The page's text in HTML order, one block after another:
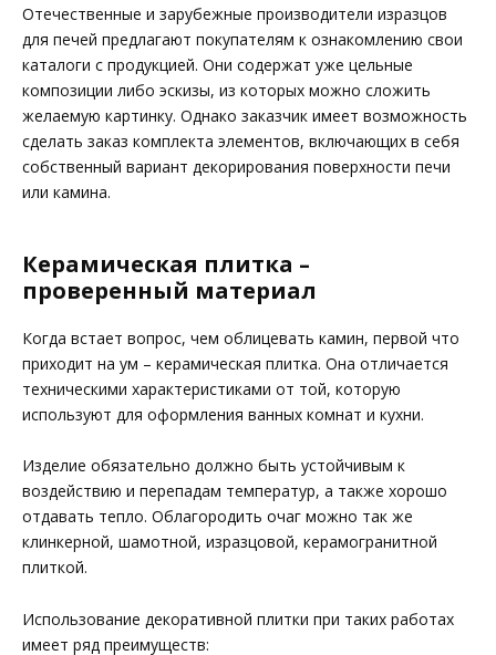
Отечественные и зарубежные производители изразцов
для печей предлагают покупателям к ознакомлению свои
каталоги с продукцией. Они содержат уже цельные
композиции либо эскизы, из которых можно сложить
желаемую картинку. Однако заказчик имеет возможность
сделать заказ комплекта элементов, включающих в себя
собственный вариант декорирования поверхности печи
или камина.
Керамическая плитка –
проверенный материал
Когда встает вопрос, чем облицевать камин, первой что
приходит на ум – керамическая плитка. Она отличается
техническими характеристиками от той, которую
используют для оформления ванных комнат и кухни.
Изделие обязательно должно быть устойчивым к
воздействию и перепадам температур, а также хорошо
отдавать тепло. Облагородить очаг можно так же
клинкерной, шамотной, изразцовой, керамогранитной
плиткой.
Использование декоративной плитки при таких работах
имеет ряд преимуществ: